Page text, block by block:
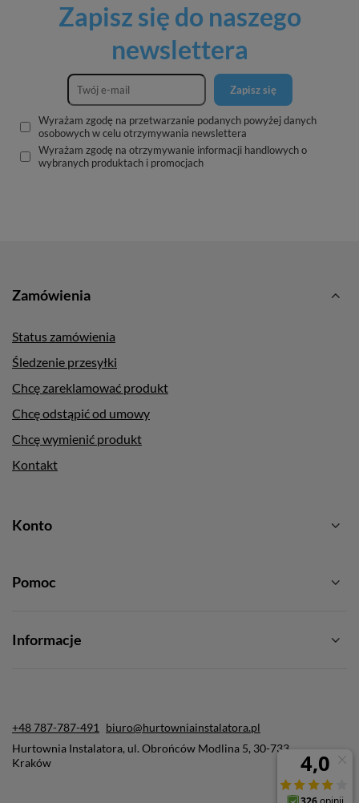
Zapisz się do naszego
newslettera
Zapisz się
Wyrażam zgodę na przetwarzanie podanych powyżej danych
osobowych w celu otrzymywania newslettera
Wyrażam zgodę na otrzymywanie informacji handlowych o
wybranych produktach i promocjach
Zamówienia
Status zamówienia
Śledzenie przesyłki
Chcę zareklamować produkt
Chcę odstąpić od umowy
Chcę wymienić produkt
Kontakt
Konto
Pomoc
Informacje
+48 787-787-491 biuro@hurtowniainstalatora.pl
Hurtownia Instalatora, ul. Obrońców Modlina 5, 30-733
Kraków